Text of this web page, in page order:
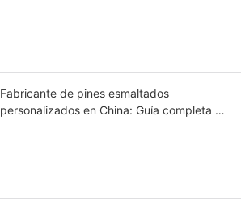
Fabricante de pines esmaltados
personalizados en China: Guía completa de